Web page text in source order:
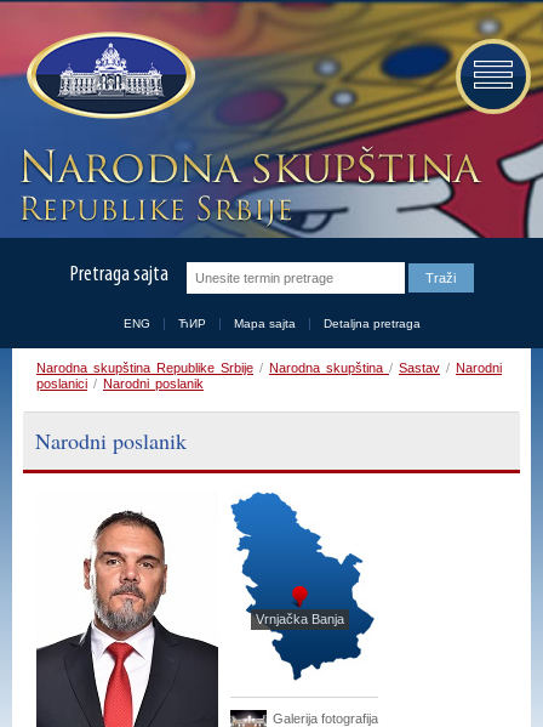
Pretraga sajta
ENG ЋИР Mapa sajta Detaljna pretraga
Narodna skupština Republike Srbije / Narodna skupština / Sastav / Narodni
poslanici / Narodni poslanik
Narodni poslanik
Vrnjačka Banja
Galerija fotografija